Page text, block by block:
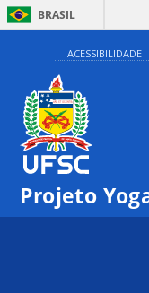
BRASIL
ACESSIBILIDADE
Projeto